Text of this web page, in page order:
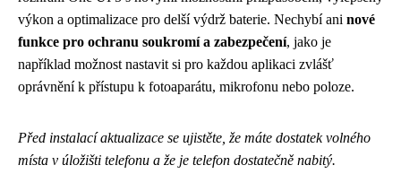
výkon a optimalizace pro delší výdrž baterie. Nechybí ani nové
funkce pro ochranu soukromí a zabezpečení, jako je
například možnost nastavit si pro každou aplikaci zvlášť
oprávnění k přístupu k fotoaparátu, mikrofonu nebo poloze.
Před instalací aktualizace se ujistěte, že máte dostatek volného
místa v úložišti telefonu a že je telefon dostatečně nabitý.